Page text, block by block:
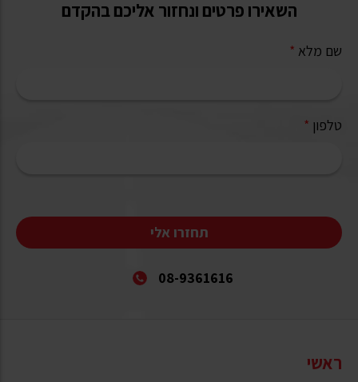
השאירו פרטים ונחזור אליכם בהקדם
שם מלא *
טלפון *
תחזרו אלי
08-9361616
ראשי